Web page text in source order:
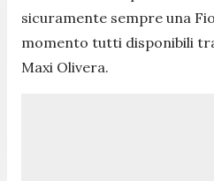
sicuramente sempre una
momento tutti disponibili
Maxi Olivera.